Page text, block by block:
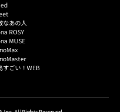
なあの人
ROSY
MUSE
すごい！WEB